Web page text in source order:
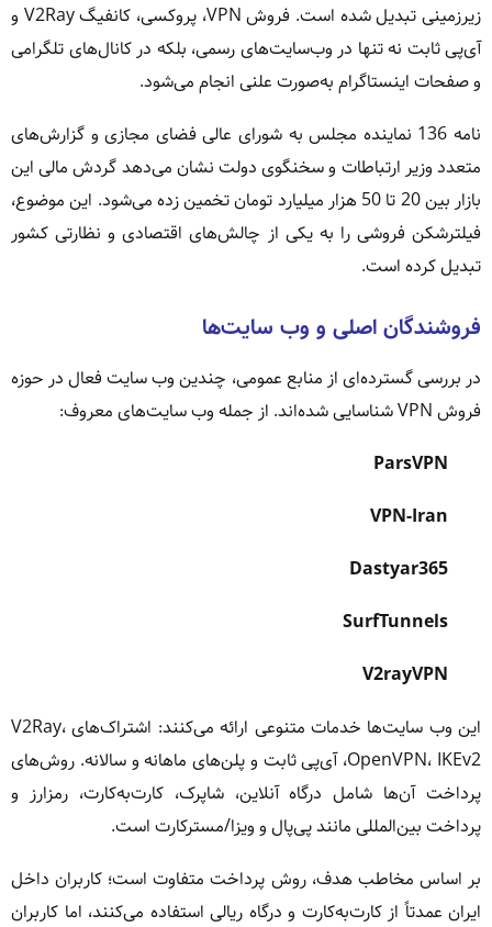
زیرزمینی تبدیل شده است. فروش VPN، پروکسی، کانفیگ V2Ray و
آی‌پی ثابت نه تنها در وب‌سایت‌های رسمی، بلکه در کانال‌های تلگرامی
و صفحات اینستاگرام به‌صورت علنی انجام می‌شود.
نامه 136 نماینده مجلس به شورای عالی فضای مجازی و گزارش‌های
متعدد وزیر ارتباطات و سخنگوی دولت نشان می‌دهد گردش مالی این
بازار بین 20 تا 50 هزار میلیارد تومان تخمین زده می‌شود. این موضوع،
فیلترشکن فروشی را به یکی از چالش‌های اقتصادی و نظارتی کشور
تبدیل کرده است.
فروشندگان اصلی و وب سایت‌ها
در بررسی گسترده‌ای از منابع عمومی، چندین وب سایت فعال در حوزه
فروش VPN شناسایی شده‌اند. از جمله وب سایت‌های معروف:
ParsVPN
VPN-Iran
Dastyar365
SurfTunnels
V2rayVPN
این وب سایت‌ها خدمات متنوعی ارائه می‌کنند: اشتراک‌های V2Ray،
OpenVPN، IKEv2، آی‌پی ثابت و پلن‌های ماهانه و سالانه. روش‌های
پرداخت آن‌ها شامل درگاه آنلاین، شاپرک، کارت‌به‌کارت، رمزارز و
پرداخت بین‌المللی مانند پی‌پال و ویزا/مسترکارت است.
بر اساس مخاطب هدف، روش پرداخت متفاوت است؛ کاربران داخل
ایران عمدتاً از کارت‌به‌کارت و درگاه ریالی استفاده می‌کنند، اما کاربران